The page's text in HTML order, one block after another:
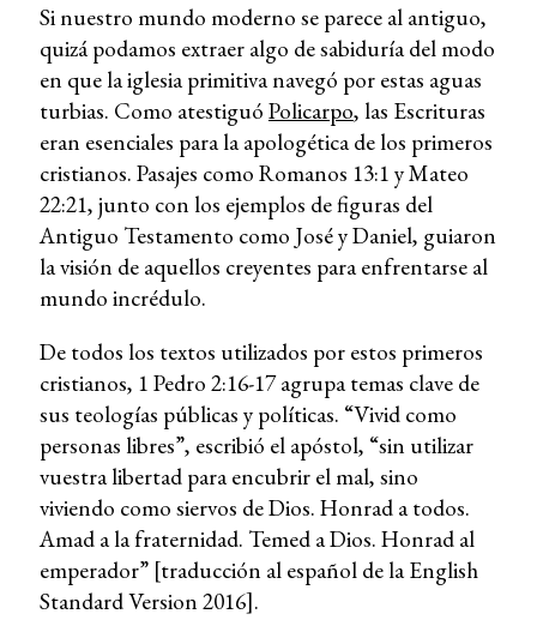
Si nuestro mundo moderno se parece al antiguo,
quizá podamos extraer algo de sabiduría del modo
en que la iglesia primitiva navegó por estas aguas
turbias. Como atestiguó Policarpo, las Escrituras
eran esenciales para la apologética de los primeros
cristianos. Pasajes como Romanos 13:1 y Mateo
22:21, junto con los ejemplos de figuras del
Antiguo Testamento como José y Daniel, guiaron
la visión de aquellos creyentes para enfrentarse al
mundo incrédulo.
De todos los textos utilizados por estos primeros
cristianos, 1 Pedro 2:16-17 agrupa temas clave de
sus teologías públicas y políticas. “Vivid como
personas libres”, escribió el apóstol, “sin utilizar
vuestra libertad para encubrir el mal, sino
viviendo como siervos de Dios. Honrad a todos.
Amad a la fraternidad. Temed a Dios. Honrad al
emperador” [traducción al español de la English
Standard Version 2016].